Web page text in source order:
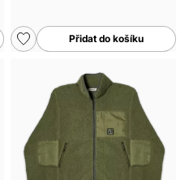
Přidat do košíku